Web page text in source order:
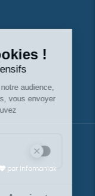
par Infomaniak